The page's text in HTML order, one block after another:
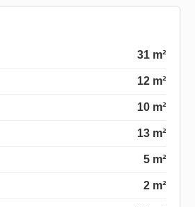
31 m²
12 m²
10 m²
13 m²
5 m²
2 m²